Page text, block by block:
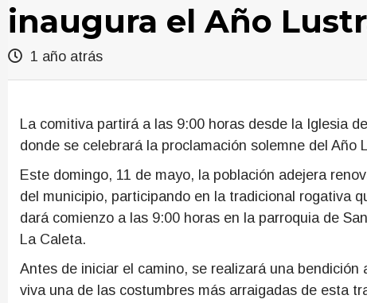
inaugura el Año
1 año atrás
La comitiva partirá a las 9:00 horas desde la Iglesia
donde se celebrará la proclamación solemne del Año
Este domingo, 11 de mayo, la población adejera
del municipio, participando en la tradicional rogativa
dará comienzo a las 9:00 horas en la parroquia de
La Caleta.
Antes de iniciar el camino, se realizará una
viva una de las costumbres más arraigadas de esta